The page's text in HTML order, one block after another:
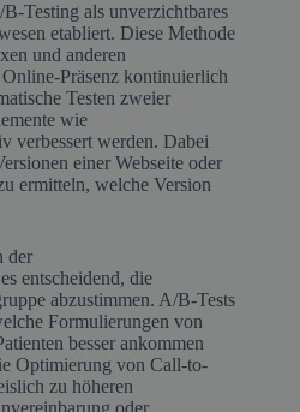
Testing als unverzichtbares
etabliert. Diese Methode
und anderen
Präsenz kontinuierlich
Testen zweier
wie
verbessert werden. Dabei
einer Webseite oder
ermitteln, welche Version
der
entscheidend, die
abzustimmen. A/B-Tests
Formulierungen von
besser ankommen
Optimierung von Call-to-
zu höheren